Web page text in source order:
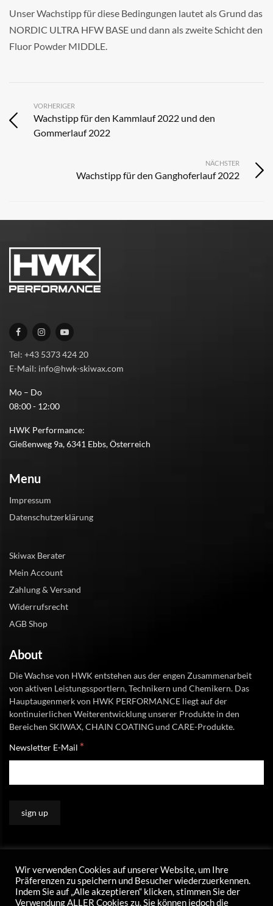
Unser Wachstipp für diese Bedingungen lautet als Grund das
NORDIC ULTRA HFW BASE und dann als zweite Schicht den
Fluor Powder MIDDLE.
VORHERIGER
Wachstipp für den Kammlauf 2022 und den
Gommerlauf 2022
NÄCHSTER
Wachstipp für den Ganghoferlauf 2022
Tel: +43 5373 424 20
E-Mail: info@hwk-skiwax.com
Mo – Do
08:00 - 12:00
HWK Performance:
Gießenweg 9a, 6341 Ebbs, Österreich
Menu
Impressum
Datenschutzerklärung
Skiwax Berater
Mein Account
Zahlung & Versand
Widerrufsrecht
AGB Shop
About
Die Wachse von HWK entstehen aus der engen Zusammenarbeit
von aktiven Leistungssportlern, Technikern und Chemikern. Das
Hauptaugenmerk von HWK PERFORMANCE liegt auf der
kontinuierlichen Weiterentwicklung unserer Produkte in den
Bereichen SKIWAX, CHAIN COATING und CARE-Produkte.
Newsletter E-Mail *
Wir verwenden Cookies auf unserer Website, um Ihre
Präferenzen zu speichern und Besucher wiederzuerkennen.
Indem Sie auf „Alle akzeptieren“ klicken, stimmen Sie der
Verwendung ALLER Cookies zu. Sie können jedoch die